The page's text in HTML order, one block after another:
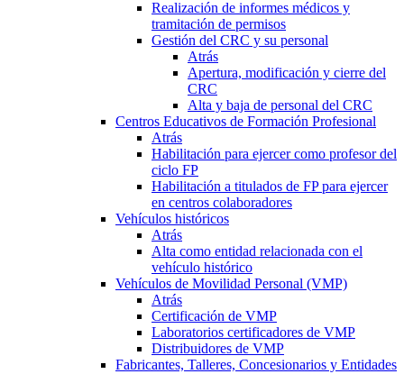
Realización de informes médicos y
tramitación de permisos
Gestión del CRC y su personal
Atrás
Apertura, modificación y cierre del
CRC
Alta y baja de personal del CRC
Centros Educativos de Formación Profesional
Atrás
Habilitación para ejercer como profesor del
ciclo FP
Habilitación a titulados de FP para ejercer
en centros colaboradores
Vehículos históricos
Atrás
Alta como entidad relacionada con el
vehículo histórico
Vehículos de Movilidad Personal (VMP)
Atrás
Certificación de VMP
Laboratorios certificadores de VMP
Distribuidores de VMP
Fabricantes, Talleres, Concesionarios y Entidades